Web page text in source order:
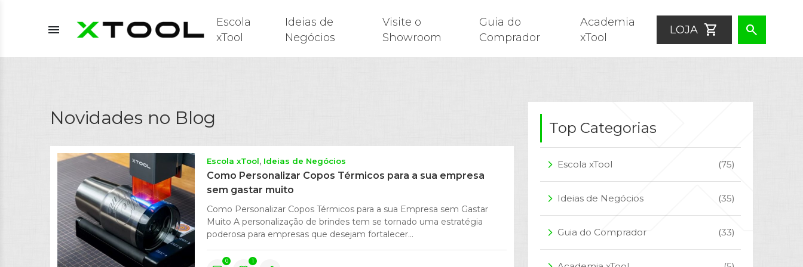
menu
Escola
xTool
Ideias de
Negócios
Visite o
Showroom
Guia do
Comprador
Academia
xTool
LOJA shopping_cart search
Novidades no Blog
Escola xTool Ideias de Negócios
Como Personalizar Copos Térmicos para a sua empresa
sem gastar muito
Como Personalizar Copos Térmicos para a sua Empresa sem Gastar
Muito A personalização de brindes tem se tornado uma estratégia
poderosa para empresas que desejam fortalecer...
0 1
Top Categorias
arrow_forward_ios Escola xTool (75)
arrow_forward_ios Ideias de Negócios (35)
arrow_forward_ios Guia do Comprador (33)